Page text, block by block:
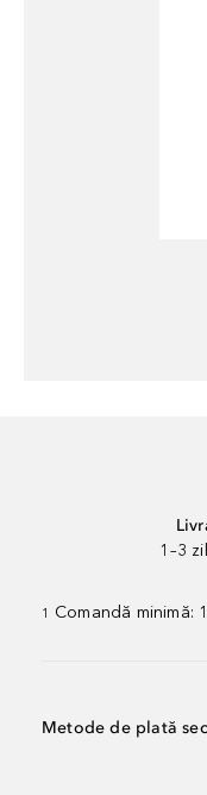
1–3
1 Comandă minimă:
Metode de plată